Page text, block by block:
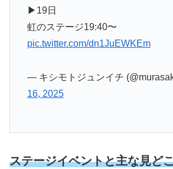
▶︎19日
虹のステージ19:40〜
pic.twitter.com/dn1JuEWKEm
— キシモトジュンイチ
16, 2025
ステージイベントと主な見ど